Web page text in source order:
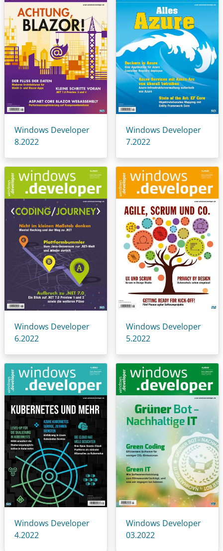
Windows Developer
8.2022
Windows Developer
7.2022
Windows Developer
6.2022
Windows Developer
5.2022
Windows Developer
4.2022
Windows Developer
03.2022